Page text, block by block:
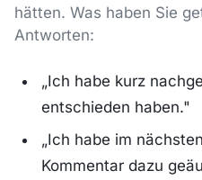
hätten. Was haben Sie
Antworten:
„Ich habe kurz
entschieden haben."
„Ich habe im
Kommentar dazu